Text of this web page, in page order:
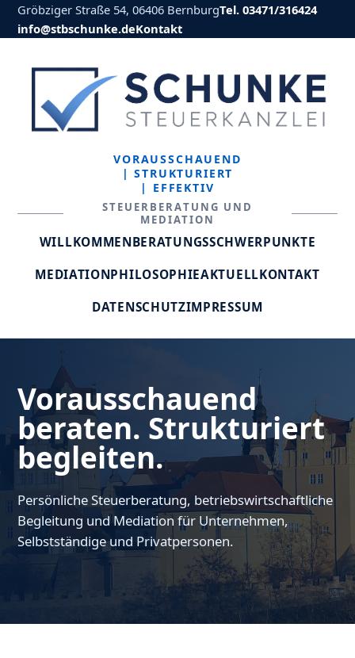
Gröbziger Straße 54, 06406 BernburgTel. 03471/316424
info@stbschunke.deKontakt
VORAUSSCHAUEND
| STRUKTURIERT
| EFFEKTIV
STEUERBERATUNG UND
MEDIATION
WILLKOMMENBERATUNGSSCHWERPUNKTE
MEDIATIONPHILOSOPHIEAKTUELLKONTAKT
DATENSCHUTZIMPRESSUM
Vorausschauend
beraten. Strukturiert
begleiten.
Persönliche Steuerberatung, betriebswirtschaftliche
Begleitung und Mediation für Unternehmen,
Selbstständige und Privatpersonen.